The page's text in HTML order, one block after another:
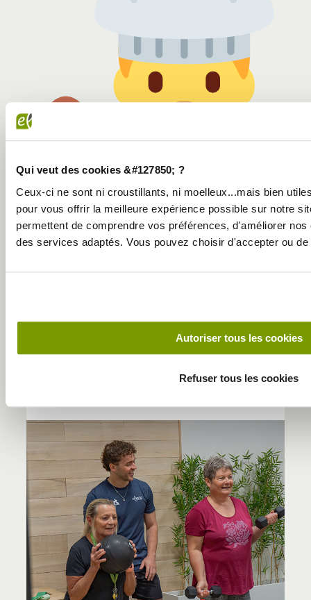
Qui veut des cookies &#127850; ?
Ceux-ci ne sont ni croustillants, ni moelleux...mais bien
pour vous offrir la meilleure expérience possible sur notre
permettent de comprendre vos préférences, d'améliorer
des services adaptés. Vous pouvez choisir d'accepter ou
Autoriser tous les cookies
Refuser tous les cookies
Vous pouvez décliner votre houmous de différentes
chiches mais aussi avec du potiron ou encore du panais.
DECOUVREZ NOS AUTRES